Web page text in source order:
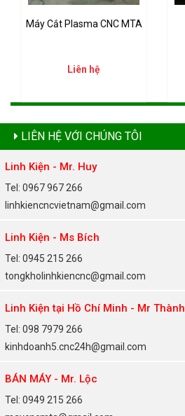
Máy Cắt Plasma CNC MTA
Liên hệ
LIÊN HỆ VỚI CHÚNG TÔI
Linh Kiện - Mr. Huy
Tel: 0967 967 266
linhkiencncvietnam@gmail.com
Linh Kiện - Ms Bích
Tel: 0945 215 266
tongkholinhkiencnc@gmail.com
Linh Kiện tại Hồ Chí Minh - Mr Thành
Tel: 098 7979 266
kinhdoanh5.cnc24h@gmail.com
BÁN MÁY - Mr. Lộc
Tel: 0949 215 266